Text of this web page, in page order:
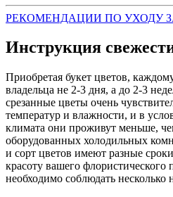
РЕКОМЕНДАЦИИ ПО УХОДУ
Инструкция
Приобретая букет цветов,
владельца не 2-3 дня, а до 2-3
срезанные цветы очень
температур и влажности, и в
климата они проживут меньше,
оборудованных холодильных
и сорт цветов имеют разные
красоту вашего флористического
необходимо соблюдать